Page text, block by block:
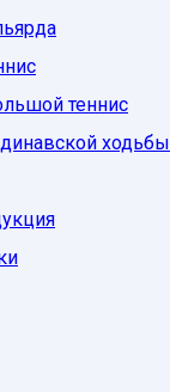
теннис
ходьбы